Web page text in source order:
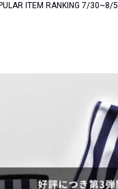
ITEM RANKING 7/30~8/5